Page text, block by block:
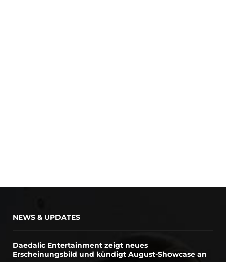
NEWS & UPDATES
Daedalic Entertainment zeigt neues
Erscheinungsbild und kündigt August-Showcase an